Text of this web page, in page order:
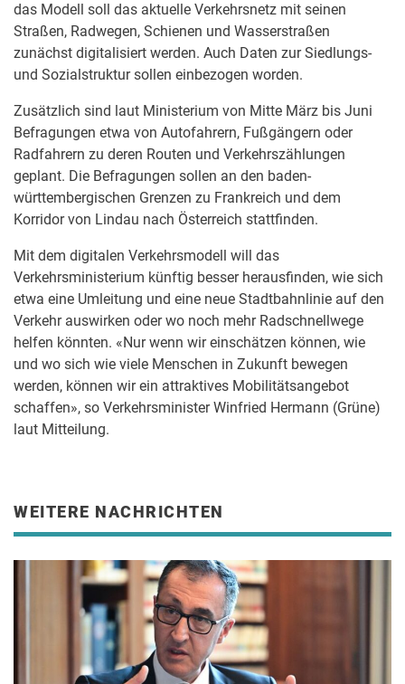
das Modell soll das aktuelle Verkehrsnetz mit seinen
Straßen, Radwegen, Schienen und Wasserstraßen
zunächst digitalisiert werden. Auch Daten zur Siedlungs-
und Sozialstruktur sollen einbezogen worden.
Zusätzlich sind laut Ministerium von Mitte März bis Juni
Befragungen etwa von Autofahrern, Fußgängern oder
Radfahrern zu deren Routen und Verkehrszählungen
geplant. Die Befragungen sollen an den baden-
württembergischen Grenzen zu Frankreich und dem
Korridor von Lindau nach Österreich stattfinden.
Mit dem digitalen Verkehrsmodell will das
Verkehrsministerium künftig besser herausfinden, wie sich
etwa eine Umleitung und eine neue Stadtbahnlinie auf den
Verkehr auswirken oder wo noch mehr Radschnellwege
helfen könnten. «Nur wenn wir einschätzen können, wie
und wo sich wie viele Menschen in Zukunft bewegen
werden, können wir ein attraktives Mobilitätsangebot
schaffen», so Verkehrsminister Winfried Hermann (Grüne)
laut Mitteilung.
WEITERE NACHRICHTEN